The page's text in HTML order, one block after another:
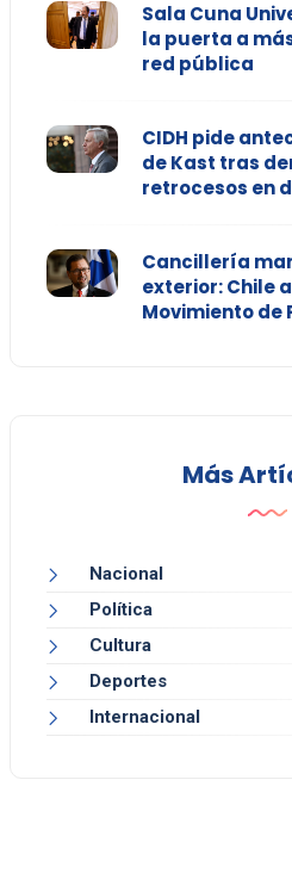
Sala Cuna
la puerta a
red pública
CIDH pide
de Kast tras
retrocesos en
Cancillería
exterior: Chile
Movimiento de
Más
Nacional
Política
Cultura
Deportes
Internacional